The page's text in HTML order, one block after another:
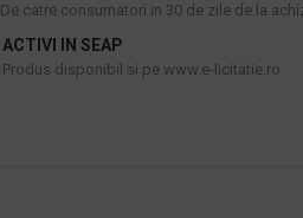
De catre consumatori in 30 de zile de la
ACTIVI IN SEAP
Produs disponibil si pe www.e-licitatie.ro